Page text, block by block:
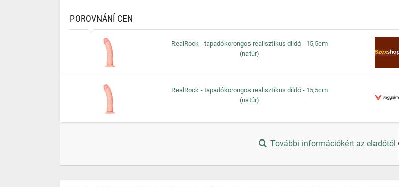
POROVNÁNÍ CEN
RealRock - tapadókorongos realisztikus dildó - 15,5cm
(natúr)
RealRock - tapadókorongos realisztikus dildó - 15,5cm
(natúr)
További információkért az eladótól